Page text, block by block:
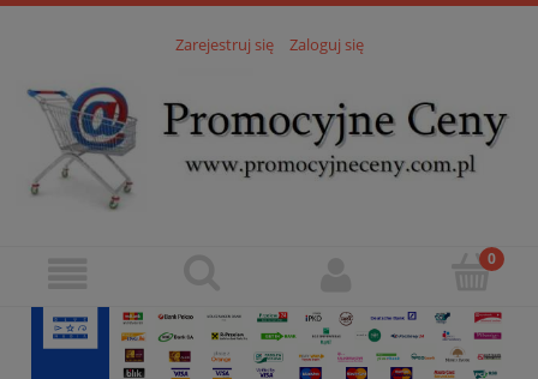
Zarejestruj się Zaloguj się